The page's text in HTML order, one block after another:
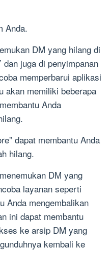
Anda.
DM yang hilang di
dan juga di penyimpanan
memperbarui aplikasi
akan memiliki beberapa
Anda
dapat membantu Anda
hilang.
DM yang
layanan seperti
Anda mengembalikan
ini dapat membantu
ke arsip DM yang
kembali ke